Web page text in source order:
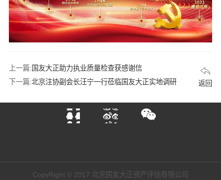
上一篇: 国友大正助力执业质量检查获感谢信
下一篇:北京注协副会长汪宁一行莅临国友大正实地调研 返回
CopyRight © 2017 北京国友大正资产评估有限公司